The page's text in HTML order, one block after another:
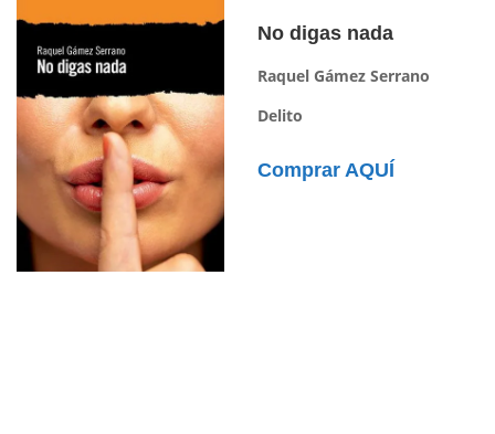
No digas nada
Raquel Gámez Serrano
Delito
Comprar AQUÍ